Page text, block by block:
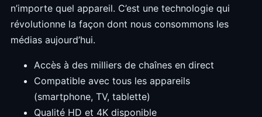
n’importe quel appareil. C’est une technologie qui
révolutionne la façon dont nous consommons les
médias aujourd’hui.
Accès à des milliers de chaînes en direct
Compatible avec tous les appareils
(smartphone, TV, tablette)
Qualité HD et 4K disponible